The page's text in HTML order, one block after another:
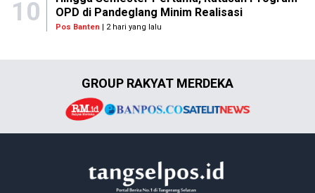
10
OPD di Pandeglang Minim Realisasi
Pos Banten | 2 hari yang lalu
GROUP RAKYAT MERDEKA